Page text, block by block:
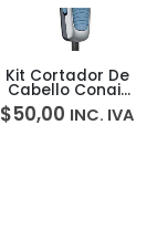
Kit Cortador De
Cabello Conair
18pzs Hc24
$50,00 INC. IVA